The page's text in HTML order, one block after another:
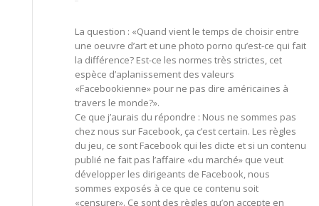
La question : «Quand vient le temps de choisir entre
une oeuvre d’art et une photo porno qu’est-ce qui fait
la différence? Est-ce les normes très strictes, cet
espèce d’aplanissement des valeurs
«Facebookienne» pour ne pas dire américaines à
travers le monde?».
Ce que j’aurais du répondre : Nous ne sommes pas
chez nous sur Facebook, ça c’est certain. Les règles
du jeu, ce sont Facebook qui les dicte et si un contenu
publié ne fait pas l’affaire «du marché» que veut
développer les dirigeants de Facebook, nous
sommes exposés à ce que ce contenu soit
«censurer». Ce sont des règles qu’on accepte en